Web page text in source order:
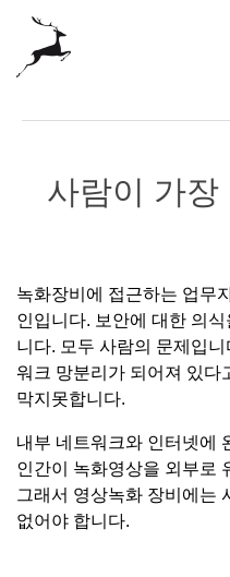
사람이 가장
녹화장비에 접근하는 업무
인입니다. 보안에 대한 의
니다. 모두 사람의 문제입
워크 망분리가 되어져 있다
막지못합니다.
내부 네트워크와 인터넷에
인간이 녹화영상을 외부로
그래서 영상녹화 장비에는
없어야 합니다.